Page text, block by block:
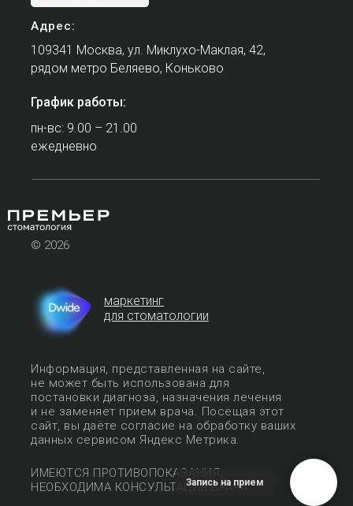
Запись на прием
Адрес:
Информация, представленная на сайте,
не может быть использована для
постановки диагноза, назначения лечения
и не заменяет прием врача. Посещая этот
сайт, вы даёте согласие на обработку ваших
данных сервисом Яндекс Метрика.
маркетинг
для стоматологии
ИМЕЮТСЯ ПРОТИВОПОКАЗАНИЯ.
НЕОБХОДИМА КОНСУЛЬТАЦИЯ ВРАЧА.
109341 Москва, ул. Миклухо-Маклая, 42,
рядом метро Беляево, Коньково
График работы:
пн-вс: 9.00 – 21.00
ежедневно
© 2026